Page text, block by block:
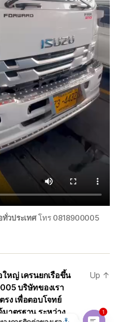
ทั่วประเทศโทร 0818900005
ใหญ่ เครนยกเรือขึ้น
บริษัทของเรา
รง เพื่อตอบโจทย์
าตรฐาน ระหว่าง
Up ↑
1